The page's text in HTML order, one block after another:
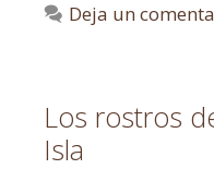
Deja un
Los rostros
Isla